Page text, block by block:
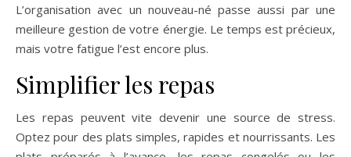
L’organisation avec un nouveau-né passe aussi par une
meilleure gestion de votre énergie. Le temps est précieux,
mais votre fatigue l’est encore plus.
Simplifier les repas
Les repas peuvent vite devenir une source de stress.
Optez pour des plats simples, rapides et nourrissants. Les